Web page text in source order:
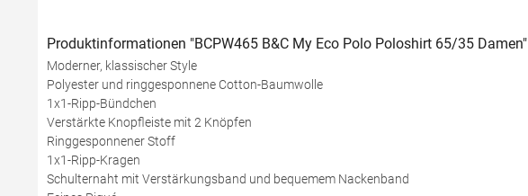
Produktinformationen "BCPW465 B&C My Eco Polo Poloshirt 65/35 Damen"
Moderner, klassischer Style
Polyester und ringgesponnene Cotton-Baumwolle
1x1-Ripp-Bündchen
Verstärkte Knopfleiste mit 2 Knöpfen
Ringgesponnener Stoff
1x1-Ripp-Kragen
Schulternaht mit Verstärkungsband und bequemem Nackenband